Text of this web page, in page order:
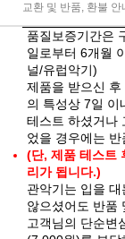
교환 및 반품, 환불 안
품질보증기간은
일로부터 6개월
널/유럽악기)
제품을 받으신
의 특성상 7일 이
테스트 하셨거나
었을 경우에는 반
(단, 제품 테스트
리가 됩니다.)
관악기는 입을
않으셨어도 반품
고객님의 단순변